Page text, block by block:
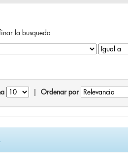
la busqueda.
Ordenar por